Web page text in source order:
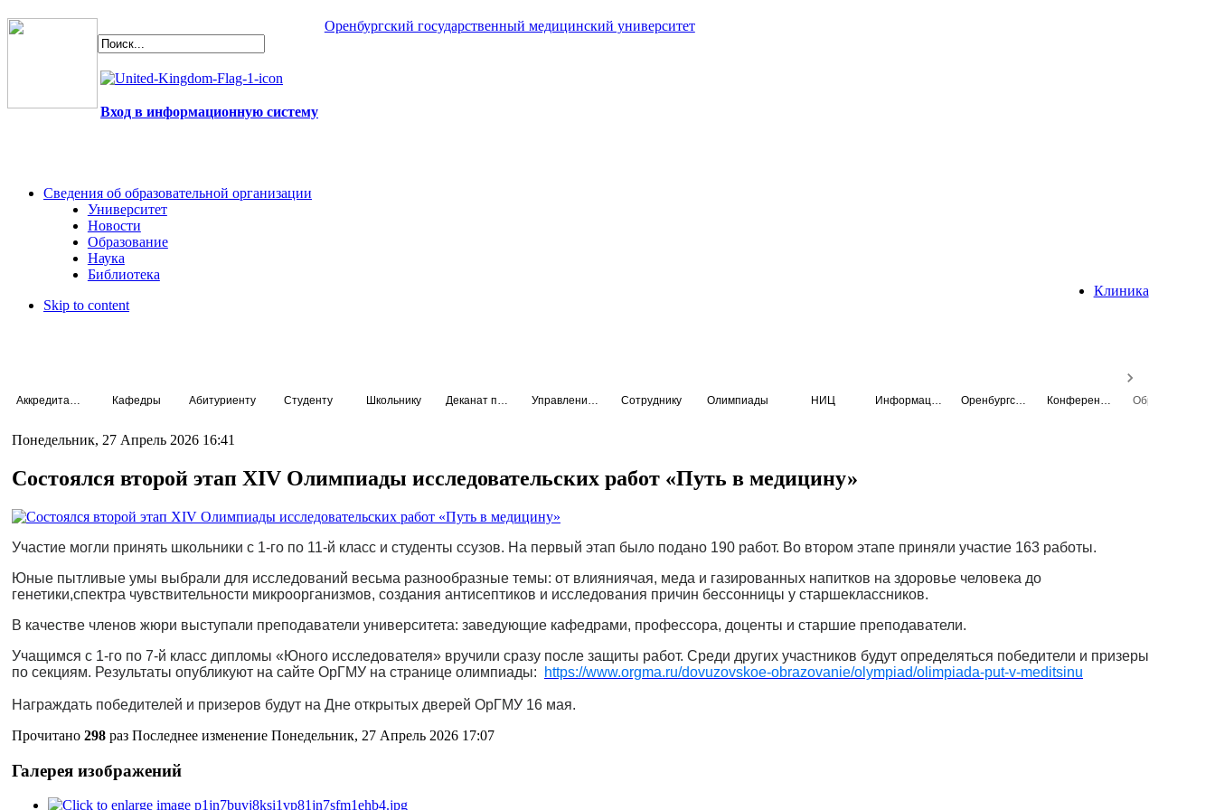
Оренбургский государственный медицинский университет
Вход в информационную систему
Сведения об образовательной организации
Университет
Новости
Образование
Наука
Библиотека
Клиника
Skip to content
Кафедры Абитуриенту Студенту Школьнику Сотруднику Олимпиады НИЦ
Понедельник, 27 Апрель 2026 16:41
Состоялся второй этап XIV Олимпиады исследовательских работ «Путь в медицину»
Участие могли принять школьники с 1-го по 11-й класс и студенты ссузов. На первый этап было подано 190 работ. Во втором этапе приняли участие 163 работы.
Юные пытливые умы выбрали для исследований весьма разнообразные темы: от влияниячая, меда и газированных напитков на здоровье человека до
генетики,спектра чувствительности микроорганизмов, создания антисептиков и исследования причин бессонницы у старшеклассников.
В качестве членов жюри выступали преподаватели университета: заведующие кафедрами, профессора, доценты и старшие преподаватели.
Учащимся с 1-го по 7-й класс дипломы «Юного исследователя» вручили сразу после защиты работ. Среди других участников будут определяться победители и призеры
по секциям. Результаты опубликуют на сайте ОрГМУ на странице олимпиады: https://www.orgma.ru/dovuzovskoe-obrazovanie/olympiad/olimpiada-put-v-meditsinu
Награждать победителей и призеров будут на Дне открытых дверей ОрГМУ 16 мая.
Прочитано 298 раз Последнее изменение Понедельник, 27 Апрель 2026 17:07
Галерея изображений